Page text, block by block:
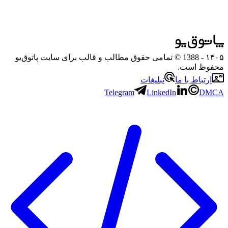
۱۴۰۵
- 1388 © تمامی حقوق مطالب و قالب برای سایت پاتوق‌یو
محفوظ است.
ارتباط با ما
تبلیغات
Telegram
LinkedIn DMCA